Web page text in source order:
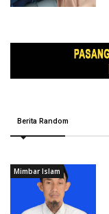
Berita Random
Mimbar Islam